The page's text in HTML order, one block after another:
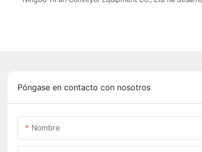
Póngase en contacto con nosotros
Nombre